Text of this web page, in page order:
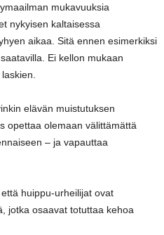
mukavuuksia
nykyisen kaltaisessa
aikaa. Sitä ennen esimerkiksi
Ei kellon mukaan
elävän muistutuksen
opettaa olemaan välittämättä
– ja vapauttaa
huippu-urheilijat ovat
jotka osaavat totuttaa kehoa